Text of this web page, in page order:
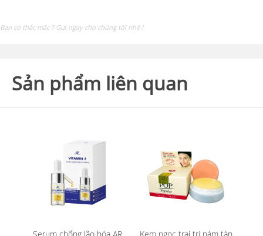
Bạn có thắc mắc ? Gửi ngay cho chúng tôi nhé !
Sản phẩm liên quan